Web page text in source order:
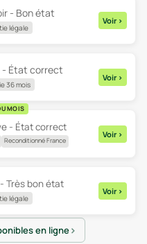
- Bon état
légale
Voir >
- État correct
36 mois
Voir >
MOIS
- État correct
Reconditionné France
Voir >
Très bon état
légale
Voir >
en ligne